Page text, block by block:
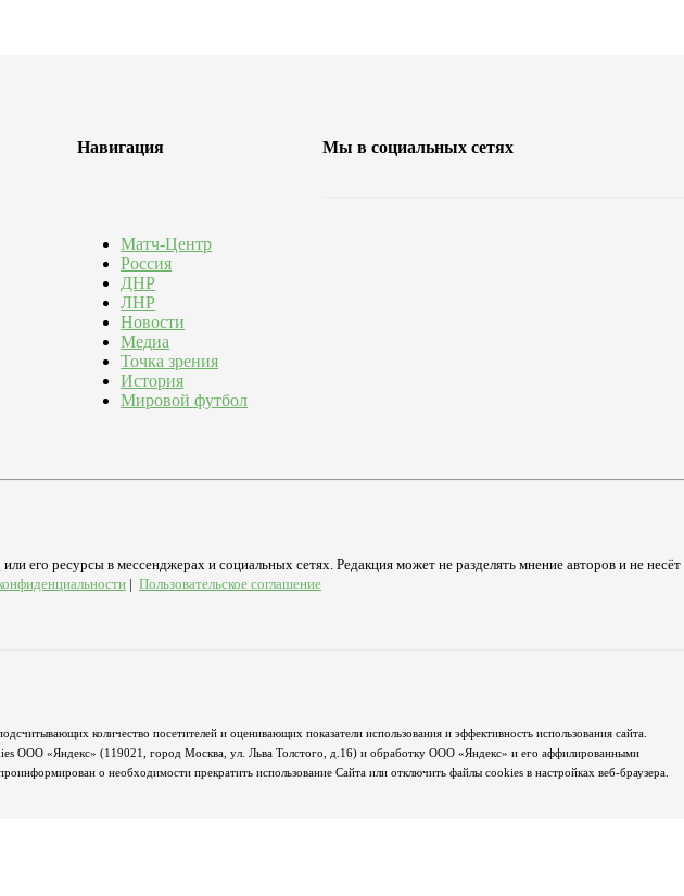
Навигация
Матч-Центр
Россия
ДНР
ЛНР
Новости
Медиа
Точка зрения
История
Мировой футбол
Мы в социальных сетях
или его ресурсы в мессенджерах и социальных сетях. Редакция может не разделять мнение авторов и не несёт
| Пользовательское соглашение
количество посетителей и оценивающих показатели использования и эффективность использования сайта.
ООО «Яндекс» (119021, город Москва, ул. Льва Толстого, д.16) и обработку ООО «Яндекс» и его аффилированными
о необходимости прекратить использование Сайта или отключить файлы cookies в настройках веб-браузера.